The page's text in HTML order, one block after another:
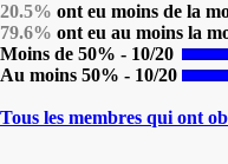
20.5% ont eu moins de la
79.6% ont eu au moins la
Moins de 50% - 10/20
Au moins 50% - 10/20
Tous les membres qui ont